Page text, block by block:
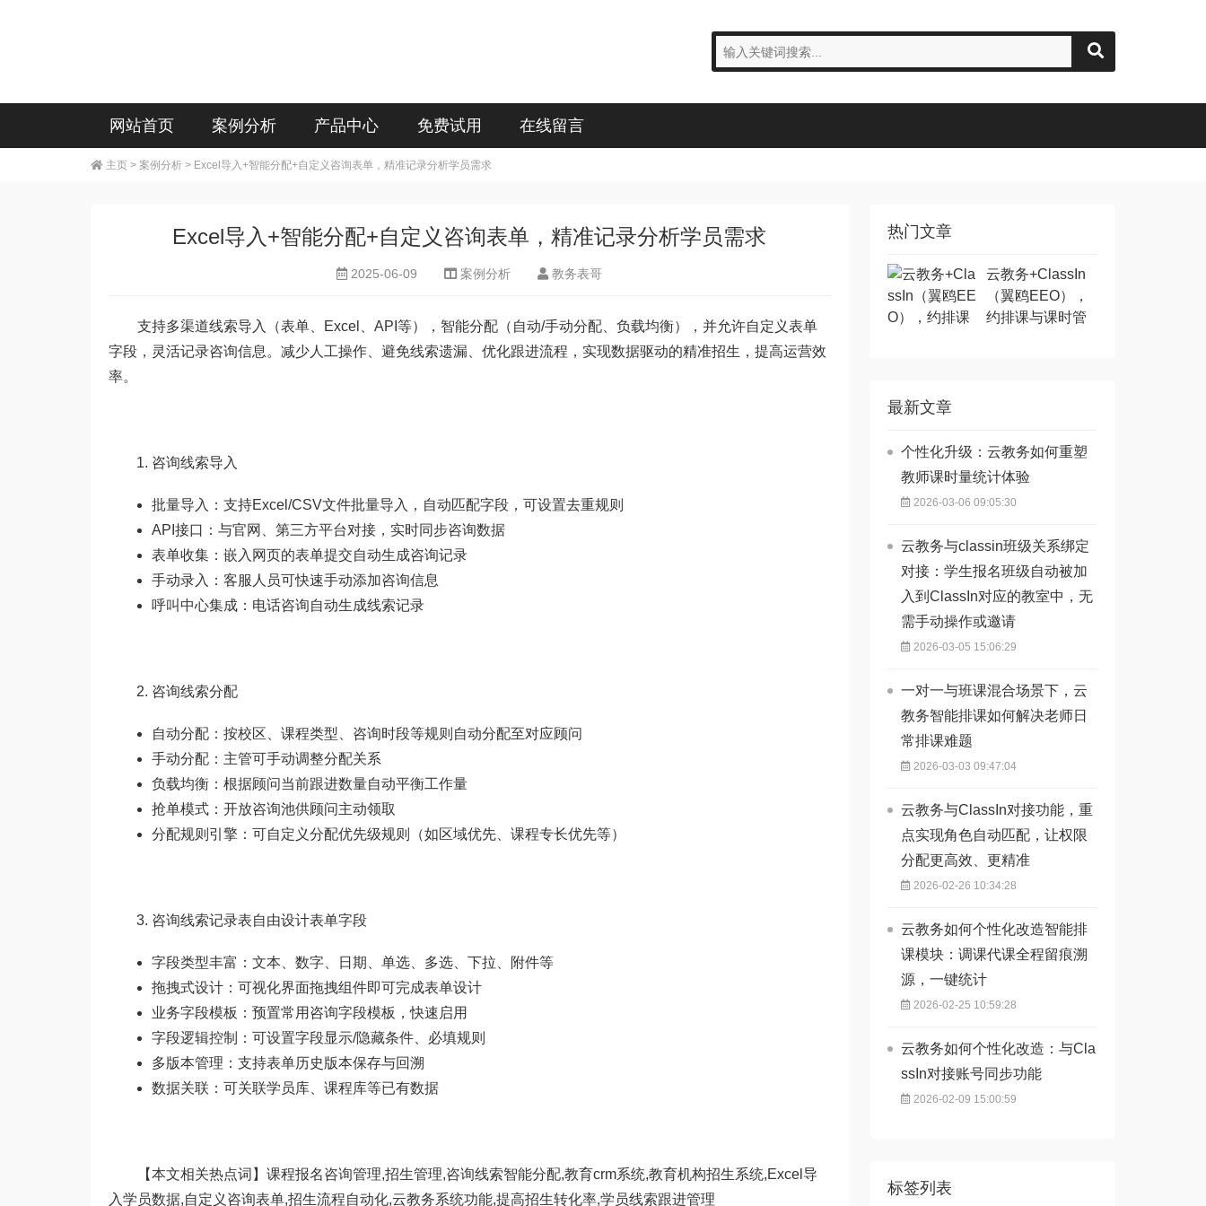
网站首页 案例分析 产品中心 免费试用 在线留言
主页> 案例分析> Excel导入+智能分配+自定义咨询表单，精准记录分析学员需求
Excel导入+智能分配+自定义咨询表单，精准记录分析学员需求
2025-06-09 案例分析 教务表哥
支持多渠道线索导入（表单、Excel、API等），智能分配（自动/手动分配、负载均衡），并允许自定义表单
字段，灵活记录咨询信息。减少人工操作、避免线索遗漏、优化跟进流程，实现数据驱动的精准招生，提高运营效
率。
咨询线索导入
批量导入：支持Excel/CSV文件批量导入，自动匹配字段，可设置去重规则
API接口：与官网、第三方平台对接，实时同步咨询数据
表单收集：嵌入网页的表单提交自动生成咨询记录
手动录入：客服人员可快速手动添加咨询信息
呼叫中心集成：电话咨询自动生成线索记录
咨询线索分配
自动分配：按校区、课程类型、咨询时段等规则自动分配至对应顾问
手动分配：主管可手动调整分配关系
负载均衡：根据顾问当前跟进数量自动平衡工作量
抢单模式：开放咨询池供顾问主动领取
分配规则引擎：可自定义分配优先级规则（如区域优先、课程专长优先等）
咨询线索记录表自由设计表单字段
字段类型丰富：文本、数字、日期、单选、多选、下拉、附件等
拖拽式设计：可视化界面拖拽组件即可完成表单设计
业务字段模板：预置常用咨询字段模板，快速启用
字段逻辑控制：可设置字段显示/隐藏条件、必填规则
多版本管理：支持表单历史版本保存与回溯
数据关联：可关联学员库、课程库等已有数据
【本文相关热点词】课程报名咨询管理,招生管理,咨询线索智能分配,教育crm系统,教育机构招生系统,Excel导
入学员数据,自定义咨询表单,招生流程自动化,云教务系统功能,提高招生转化率,学员线索跟进管理
热门文章
云教务+ClassIn
（翼鸥EEO），
约排课与课时管
最新文章
个性化升级：云教务如何重塑
教师课时量统计体验
2026-03-06 09:05:30
云教务与classin班级关系绑定
对接：学生报名班级自动被加
入到ClassIn对应的教室中，无
需手动操作或邀请
2026-03-05 15:06:29
一对一与班课混合场景下，云
教务智能排课如何解决老师日
常排课难题
2026-03-03 09:47:04
云教务与ClassIn对接功能，重
点实现角色自动匹配，让权限
分配更高效、更精准
2026-02-26 10:34:28
云教务如何个性化改造智能排
课模块：调课代课全程留痕溯
源，一键统计
2026-02-25 10:59:28
云教务如何个性化改造：与Cla
ssIn对接账号同步功能
2026-02-09 15:00:59
标签列表